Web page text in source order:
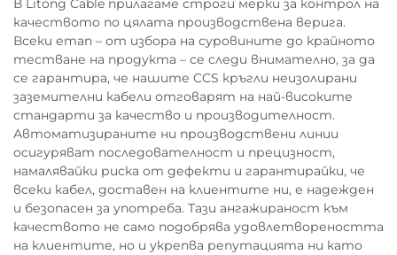
В Litong Cable прилагаме строги мерки за контрол на
качеството по цялата производствена верига.
Всеки етап – от избора на суровините до крайното
тестване на продукта – се следи внимателно, за да
се гарантира, че нашите CCS кръгли неизолирани
заземителни кабели отговарят на най-високите
стандарти за качество и производителност.
Автоматизираните ни производствени линии
осигуряват последователност и прецизност,
намалявайки риска от дефекти и гарантирайки, че
всеки кабел, доставен на клиентите ни, е надежден
и безопасен за употреба. Тази ангажираност към
качеството не само подобрява удовлетвореността
на клиентите, но и укрепва репутацията ни като